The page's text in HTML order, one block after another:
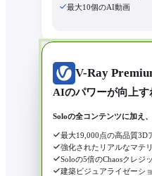
最大10個のAI動画
V-Ray
AIのパワーが向上す
Soloの全コンテンツに加え
最大19,000点の高品質3D
強化されたリアルなマテ
Soloの5倍のChaosクレジ
建築ビジュアライゼーシ